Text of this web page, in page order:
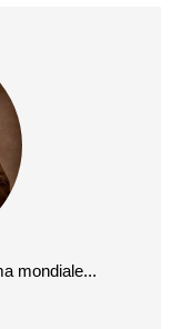
mondiale...